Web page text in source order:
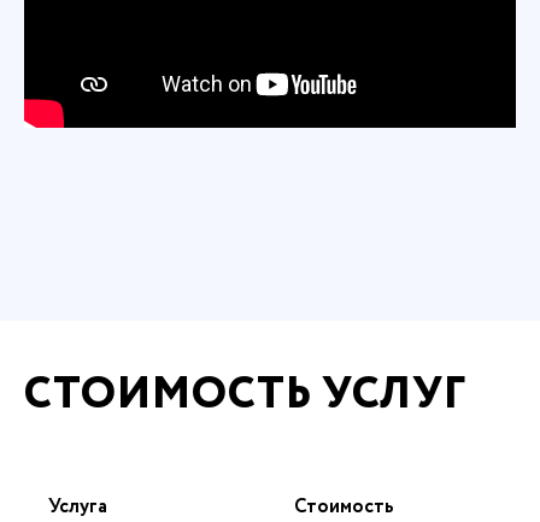
СТОИМОСТЬ УСЛУГ
Услуга Стоимость